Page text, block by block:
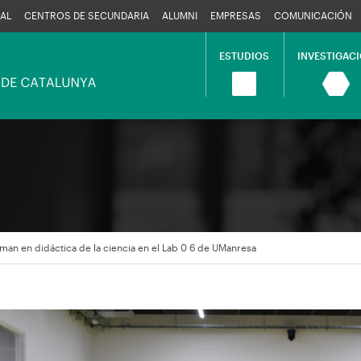
CENTROS DE SECUNDARIA ALUMNI EMPRESAS COMUNICACIÓN
Navegació
ESTUDIOS
en didáctica de la ciencia en el Lab 0 6 de UManresa